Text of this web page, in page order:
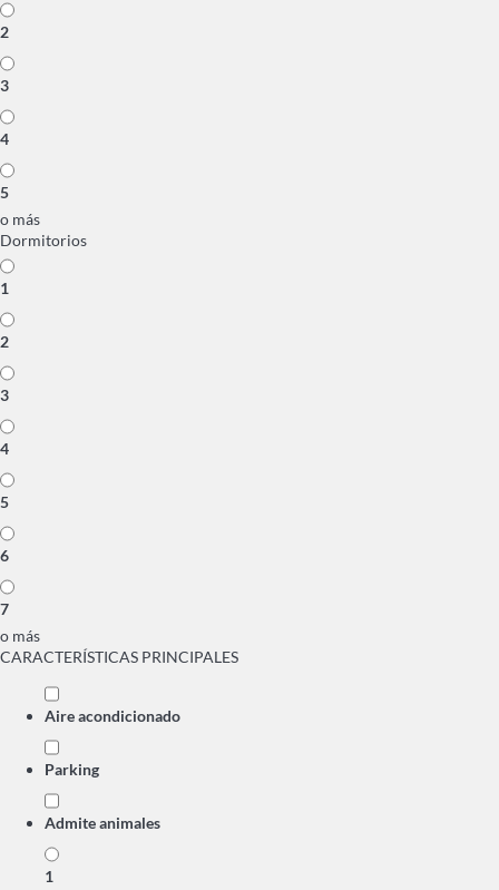
2
3
4
5
o más
Dormitorios
1
2
3
4
5
6
7
o más
CARACTERÍSTICAS PRINCIPALES
Aire acondicionado
Parking
Admite animales
1